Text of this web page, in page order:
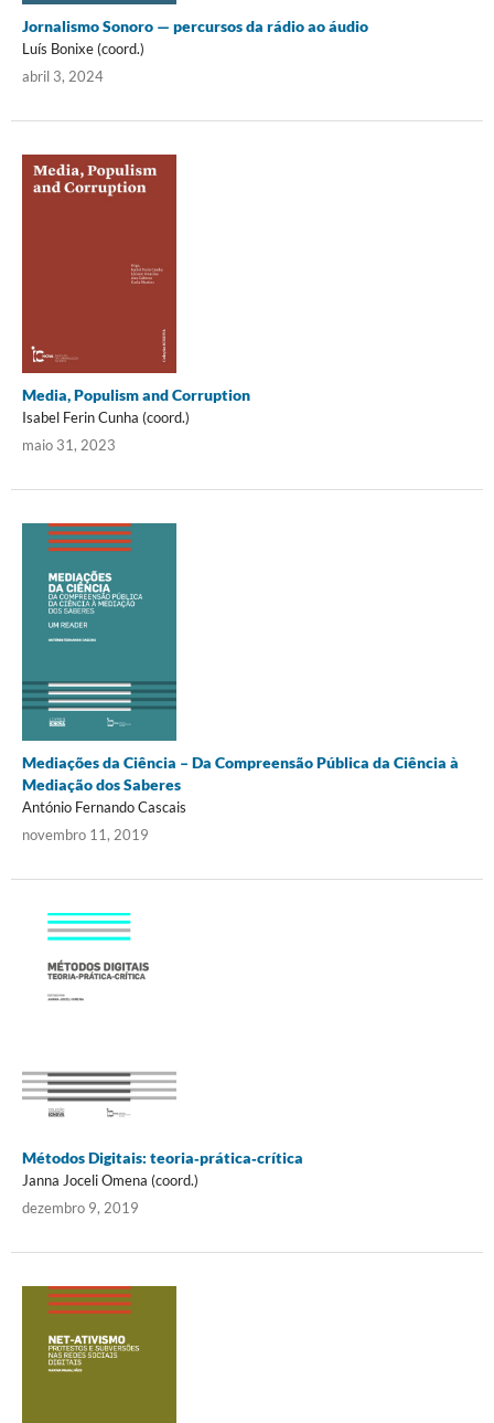
Jornalismo Sonoro — percursos da rádio ao áudio
Luís Bonixe (coord.)
abril 3, 2024
Media, Populism and Corruption
Isabel Ferin Cunha (coord.)
maio 31, 2023
Mediações da Ciência – Da Compreensão Pública da Ciência à
Mediação dos Saberes
António Fernando Cascais
novembro 11, 2019
Métodos Digitais: teoria‐prática‐crítica
Janna Joceli Omena (coord.)
dezembro 9, 2019